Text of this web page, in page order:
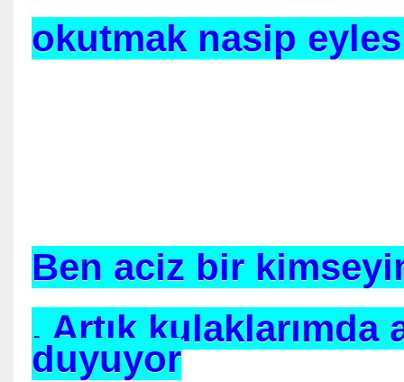
okutmak nasip
Ben aciz bir
. Artık kulaklarımda
duyuyor
Beni Unutma